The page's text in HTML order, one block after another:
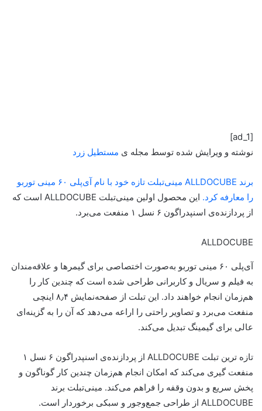
[ad_1]
نوشته و ویرایش شده توسط مجله ی مستطیل زرد
برند ALLDOCUBE مینی‌تبلت تازه خود با نام آی‌پلی ۶۰ مینی توربو
را معارفه کرد.
این محصول اولین مینی‌تبلت ALLDOCUBE است که
از پردازنده‌ی اسنپدراگون ۶ نسل ۱ منفعت می‌برد.
ALLDOCUBE
آی‌پلی ۶۰ مینی توربو به‌صورت اختصاصی برای گیمرها و علاقه‌مندان
به فیلم و سریال و کاربرانی طراحی شده است که چندین کار را
هم‌زمان انجام خواهند داد. این تبلت از صفحه‌نمایش ۸٫۴ اینچی
منفعت می‌برد و تصاویر راحتی را اراعه می‌دهد که آن را به گزینه‌ای
عالی برای گیمینگ تبدیل می‌کند.
تازه ترین تبلت ALLDOCUBE از پردازنده‌ی اسنپدراگون ۶ نسل ۱
منفعت گیری می‌کند که امکان انجام هم‌زمان چندین کار گوناگون و
پخش سریع و بدون وقفه را فراهم می‌کند. مینی‌تبلت برند
ALLDOCUBE از طراحی جمع‌وجور و سبکی برخوردار است.